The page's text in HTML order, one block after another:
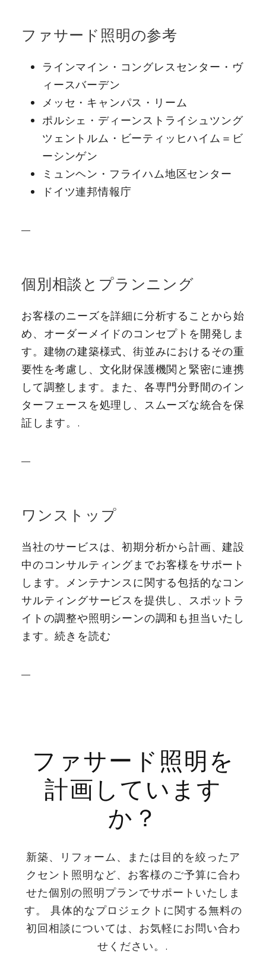
ファサード照明の参考
ラインマイン・コングレスセンター・ヴ
ィースバーデン
メッセ・キャンパス・リーム
ポルシェ・ディーンストライシュツング
ツェントルム・ビーティッヒハイム＝ビ
ーシンゲン
ミュンヘン・フライハム地区センター
ドイツ連邦情報庁
個別相談とプランニング
お客様のニーズを詳細に分析することから始
め、オーダーメイドのコンセプトを開発しま
す。建物の建築様式、街並みにおけるその重
要性を考慮し、文化財保護機関と緊密に連携
して調整します。また、各専門分野間のイン
ターフェースを処理し、スムーズな統合を保
証します。.
ワンストップ
当社のサービスは、初期分析から計画、建設
中のコンサルティングまでお客様をサポート
します。メンテナンスに関する包括的なコン
サルティングサービスを提供し、スポットラ
イトの調整や照明シーンの調和も担当いたし
ます。続きを読む
ファサード照明を
計画しています
か？
新築、リフォーム、または目的を絞ったア
クセント照明など、お客様のご予算に合わ
せた個別の照明プランでサポートいたしま
す。 具体的なプロジェクトに関する無料の
初回相談については、お気軽にお問い合わ
せください。.